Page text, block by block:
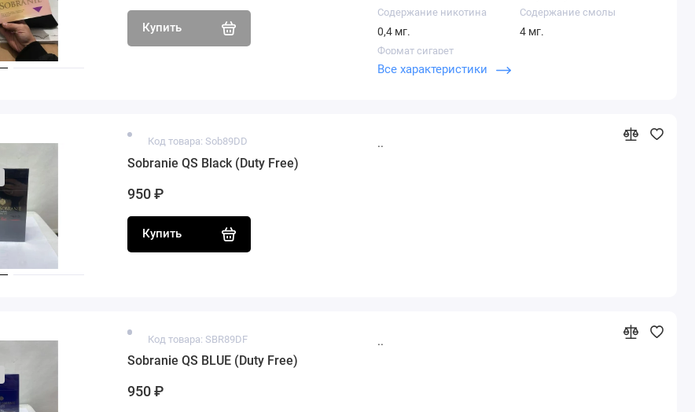
Купить
Содержание никотина
0,4 мг.
Содержание смолы
4 мг.
Формат сигарет
Нано
Все характеристики
Код товара: Sob89DD
Sobranie QS Black (Duty Free)
950 ₽
Купить
..
Код товара: SBR89DF
Sobranie QS BLUE (Duty Free)
950 ₽
..